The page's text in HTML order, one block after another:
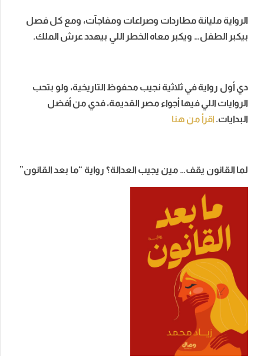
الرواية مليانة مطاردات وصراعات ومفاجآت، ومع كل فصل
بيكبر الطفل… ويكبر معاه الخطر اللي بيهدد عرش الملك.
دي أول رواية في ثلاثية نجيب محفوظ التاريخية، ولو بتحب
الروايات اللي فيها أجواء مصر القديمة، فدي من أفضل
البدايات. اقرأ من هنا
لما القانون يقف… مين يجيب العدالة؟ رواية “ما بعد القانون”